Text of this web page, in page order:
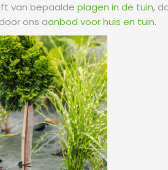
van bepaalde plagen in de tuin,
ons aanbod voor huis en tuin.